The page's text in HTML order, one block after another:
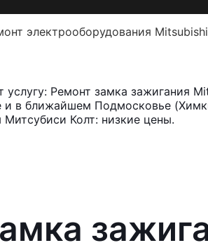
электрооборудования
Ремонт замка зажигания
в ближайшем Подмосковье
Колт: низкие цены.